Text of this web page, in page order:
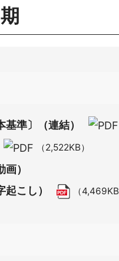
準〕（連結）
（2,522KB）
）
こし）
（4,469KB